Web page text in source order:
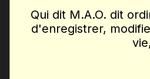
Qui dit M.A.O. dit
d'enregistrer,